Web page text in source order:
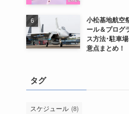
小松基地航空
ール＆プログ
ス方法･駐車
意点まとめ！
タグ
スケジュール (8)